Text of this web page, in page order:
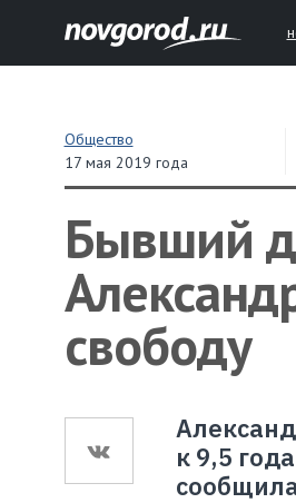
Общество
17 мая 2019 года
Бывший
свободу
к 9,5